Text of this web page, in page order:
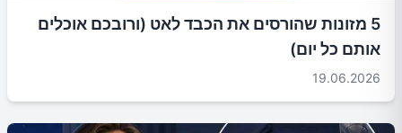
5 מזונות שהורסים את הכבד לאט (ורובכם אוכלים
אותם כל יום)
19.06.2026